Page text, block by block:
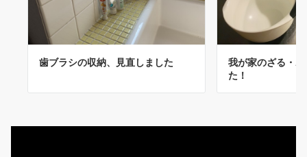
歯ブラシの収納、見直しました
我が家のざる・
た！